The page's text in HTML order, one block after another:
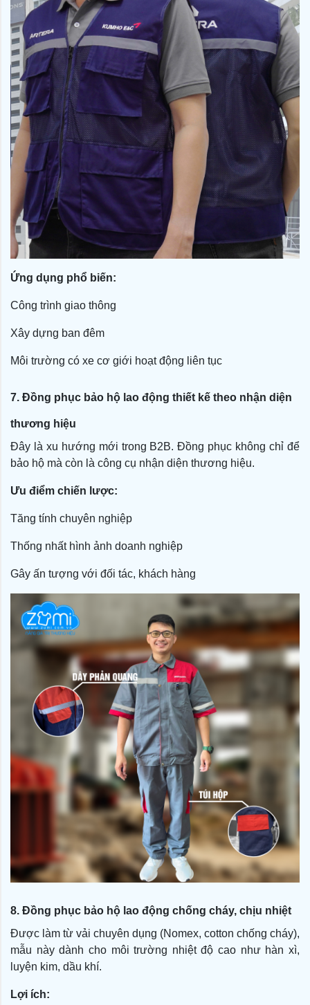
Ứng dụng phổ biến:
Công trình giao thông
Xây dựng ban đêm
Môi trường có xe cơ giới hoạt động liên tục
7. Đồng phục bảo hộ lao động thiết kế theo nhận diện
thương hiệu
Đây là xu hướng mới trong B2B. Đồng phục không chỉ để
bảo hộ mà còn là công cụ nhận diện thương hiệu.
Ưu điểm chiến lược:
Tăng tính chuyên nghiệp
Thống nhất hình ảnh doanh nghiệp
Gây ấn tượng với đối tác, khách hàng
8. Đồng phục bảo hộ lao động chống cháy, chịu nhiệt
Được làm từ vải chuyên dụng (Nomex, cotton chống cháy),
mẫu này dành cho môi trường nhiệt độ cao như hàn xì,
luyện kim, dầu khí.
Lợi ích: